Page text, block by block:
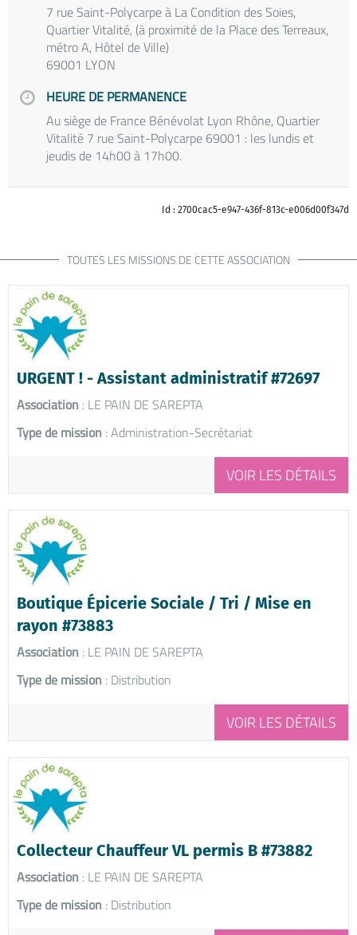
7 rue Saint-Polycarpe à La Condition des Soies,
Quartier Vitalité, (à proximité de la Place des Terreaux,
métro A, Hôtel de Ville)
69001 LYON
HEURE DE PERMANENCE
Au siège de France Bénévolat Lyon Rhône, Quartier
Vitalité 7 rue Saint-Polycarpe 69001 : les lundis et
jeudis de 14h00 à 17h00.
Id : 2700cac5-e947-436f-813c-e006d00f347d
TOUTES LES MISSIONS DE CETTE ASSOCIATION
URGENT ! - Assistant administratif #72697
Association : LE PAIN DE SAREPTA
Type de mission : Administration-Secrétariat
VOIR LES DÉTAILS
Boutique Épicerie Sociale / Tri / Mise en
rayon #73883
Association : LE PAIN DE SAREPTA
Type de mission : Distribution
VOIR LES DÉTAILS
Collecteur Chauffeur VL permis B #73882
Association : LE PAIN DE SAREPTA
Type de mission : Distribution